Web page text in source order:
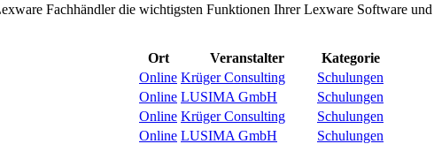
Fachhändler die wichtigsten Funktionen Ihrer Lexware Software
Ort Veranstalter
Kategorie
Online Krüger Consulting
Schulungen
Online LUSIMA GmbH
Schulungen
Online Krüger Consulting
Schulungen
Online LUSIMA GmbH
Schulungen